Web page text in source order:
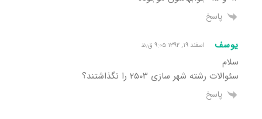
پاسخ
یوسف اسفند ۱۹, ۱۳۹۲ ۹:۰۵ ق٫ظ
سلام
سئوالات رشته شهر سازی ۲۵۰۳ را نگذاشتند؟
پاسخ